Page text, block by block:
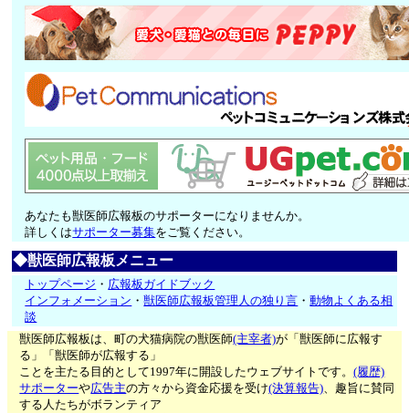
あなたも獣医師広報板のサポーターになりませんか。
詳しくはサポーター募集をご覧ください。
◆獣医師広報板メニュー
トップページ ・ 広報板ガイドブック
インフォメーション ・獣医師広報板管理人の独り言 ・動物よくある相
談
獣医師広報板は、町の犬猫病院の獣医師(主宰者)が「獣医師に広報す
る」「獣医師が広報する」
ことを主たる目的として1997年に開設したウェブサイトです。(履歴)
サポーターや広告主の方々から資金応援を受け(決算報告)、趣旨に賛同
する人たちがボランティア